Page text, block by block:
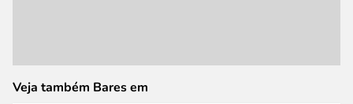
Veja também Bares em